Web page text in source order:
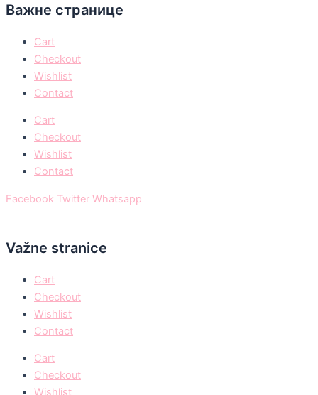
Важне странице
Cart
Checkout
Wishlist
Contact
Cart
Checkout
Wishlist
Contact
Facebook Twitter Whatsapp
Važne stranice
Cart
Checkout
Wishlist
Contact
Cart
Checkout